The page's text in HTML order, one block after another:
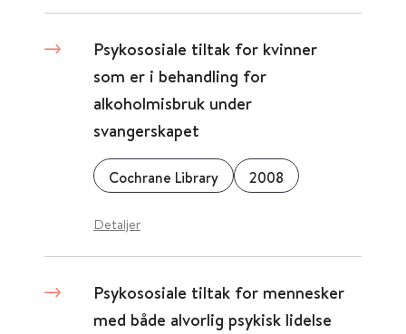
Psykososiale tiltak for kvinner
som er i behandling for
alkoholmisbruk under
svangerskapet
Cochrane Library 2008
Detaljer
Psykososiale tiltak for mennesker
med både alvorlig psykisk lidelse